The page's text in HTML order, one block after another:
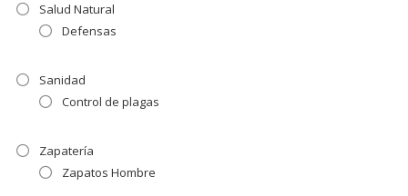
Salud Natural
Defensas
Sanidad
Control de plagas
Zapatería
Zapatos Hombre